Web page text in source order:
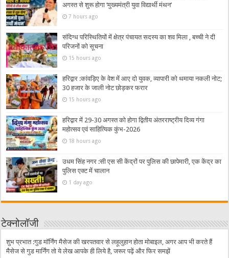
अगस्त से शुरू होगा ‘मुख्यमंत्री युवा विद्यार्थी मंथन’
7 hours ago
संदिग्ध परिस्थितियों में क्षेत्र पंचायत सदस्य का शव मिला , बच्ची ने दी
परिजनों को सूचना
15 hours ago
हरिद्वार :कांवड़िए के वेश में आए दो युवक, व्यापारी को थमाया नकली नोट;
30 हजार के जाली नोट छोड़कर फरार
15 hours ago
हरिद्वार में 29-30 अगस्त को होगा द्वितीय अंतरराष्ट्रीय दिव्य गंगा
महोत्सव एवं साहित्यिक कुंभ-2026
18 hours ago
उधम सिंह नगर :सी एस सी केंद्रों पर पुलिस की छापेमारी, एक केंद्र का
पुलिस एक्ट में चालान
1 day ago
टेक्नोलॉजी
शुभ प्रभात :गुड मॉर्निंग मैसेज की खरपतवार से लहूलुहान होता मोबाइल, अगर आप भी करते हैं
मैसेज से गुड मार्निंग तो ये लेख आपके ही लिये है, जरूर पढ़ें और फिर समझें